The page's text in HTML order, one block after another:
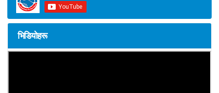
भिडियोहरू